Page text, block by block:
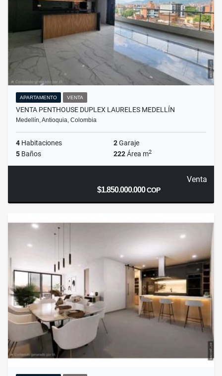
APARTAMENTO VENTA
VENTA PENTHOUSE DUPLEX LAURELES MEDELLÍN
Medellín, Antioquia, Colombia
4 Habitaciones 2Garaje
5 Baños 222Área m2
Venta
$1.850.000.000COP